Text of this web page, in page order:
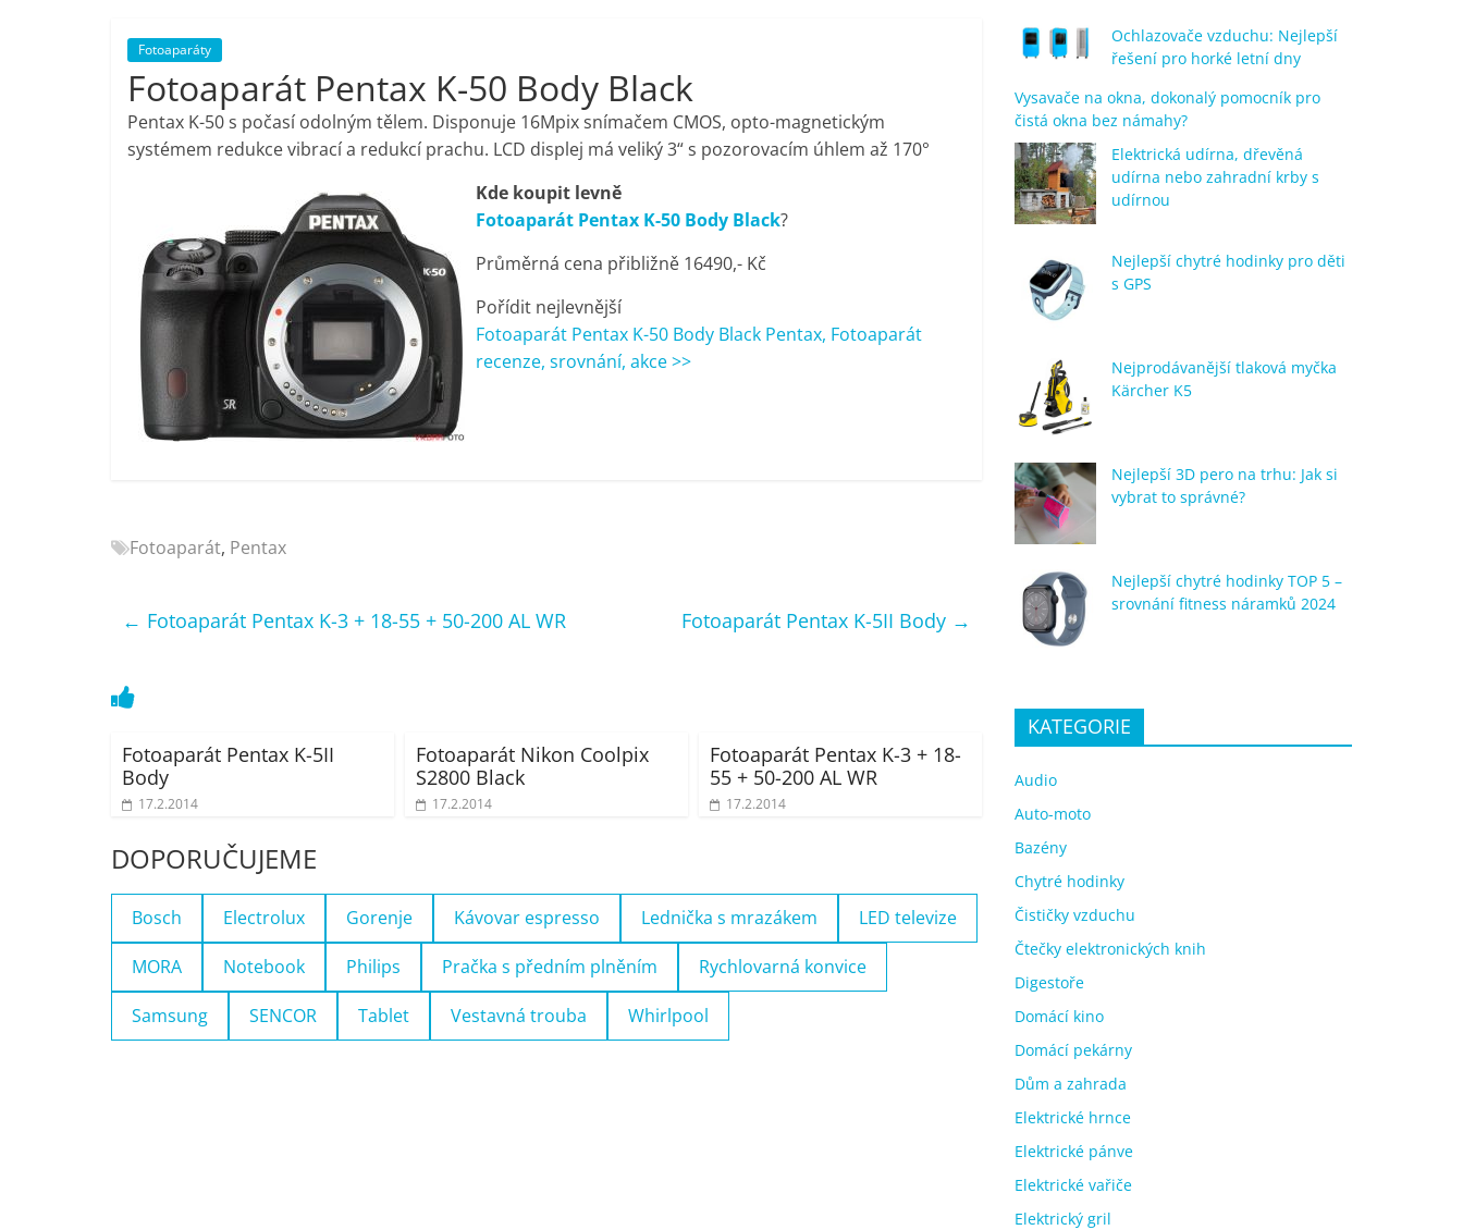
porovnání,
pračky,
televize,
notebooky,
mobilní
telefony,
kávovary,
elektronika
porovnání
televize,
mobilní
telefony,
kávovary,
Fotoaparáty
Fotoaparát Pentax K-50 Body Black
Pentax K-50 s počasí odolným tělem. Disponuje 16Mpix snímačem CMOS, opto-magnetickým
systémem redukce vibrací a redukcí prachu. LCD displej má veliký 3“ s pozorovacím úhlem až 170°
Kde koupit levně
Fotoaparát Pentax K-50 Body Black?
Průměrná cena přibližně 16490,- Kč
Pořídit nejlevnější
Fotoaparát Pentax K-50 Body Black Pentax, Fotoaparát
recenze, srovnání, akce >>
Fotoaparát, Pentax
← Fotoaparát Pentax K-3 + 18-55 + 50-200 AL WR Fotoaparát Pentax K-5II Body →
Fotoaparát Pentax K-5II
Body
17.2.2014
Fotoaparát Nikon Coolpix
S2800 Black
17.2.2014
Fotoaparát Pentax K-3 + 18-
55 + 50-200 AL WR
17.2.2014
DOPORUČUJEME
Bosch Electrolux Gorenje Kávovar espresso Lednička s mrazákem LED televize
MORA Notebook Philips Pračka s předním plněním Rychlovarná konvice
Samsung SENCOR Tablet Vestavná trouba Whirlpool
Ochlazovače vzduchu: Nejlepší
řešení pro horké letní dny
Vysavače na okna, dokonalý pomocník pro
čistá okna bez námahy?
Elektrická udírna, dřevěná
udírna nebo zahradní krby s
udírnou
Nejlepší chytré hodinky pro děti
s GPS
Nejprodávanější tlaková myčka
Kärcher K5
Nejlepší 3D pero na trhu: Jak si
vybrat to správné?
Nejlepší chytré hodinky TOP 5 –
srovnání fitness náramků 2024
KATEGORIE
Audio
Auto-moto
Bazény
Chytré hodinky
Čističky vzduchu
Čtečky elektronických knih
Digestoře
Domácí kino
Domácí pekárny
Dům a zahrada
Elektrické hrnce
Elektrické pánve
Elektrické vařiče
Elektrický gril